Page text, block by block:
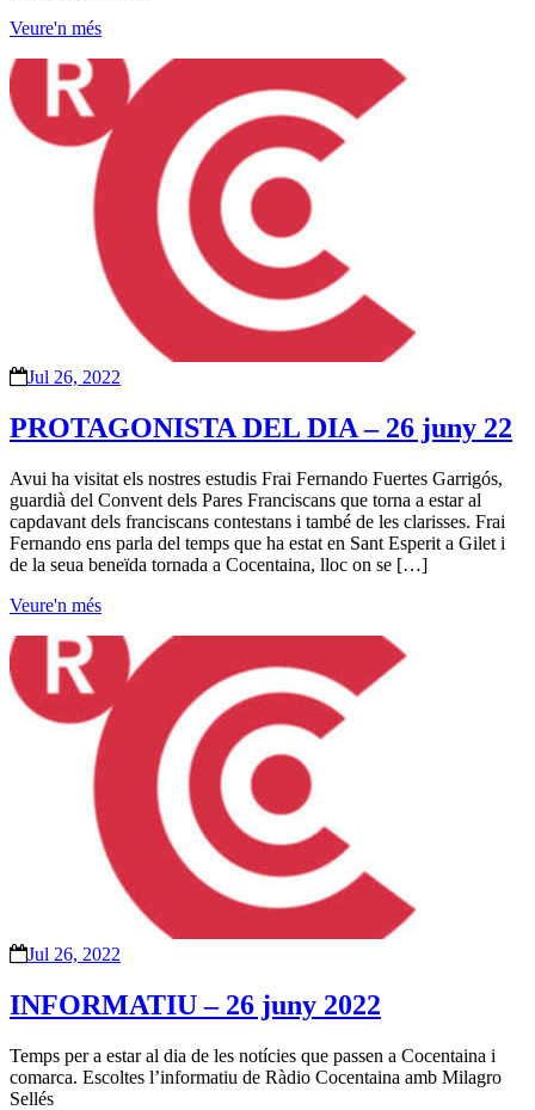
Veure'n més
Jul 26, 2022
PROTAGONISTA DEL DIA – 26 juny 22
Avui ha visitat els nostres estudis Frai Fernando Fuertes Garrigós,
guardià del Convent dels Pares Franciscans que torna a estar al
capdavant dels franciscans contestans i també de les clarisses. Frai
Fernando ens parla del temps que ha estat en Sant Esperit a Gilet i
de la seua beneïda tornada a Cocentaina, lloc on se […]
Veure'n més
Jul 26, 2022
INFORMATIU – 26 juny 2022
Temps per a estar al dia de les notícies que passen a Cocentaina i
comarca. Escoltes l’informatiu de Ràdio Cocentaina amb Milagro
Sellés